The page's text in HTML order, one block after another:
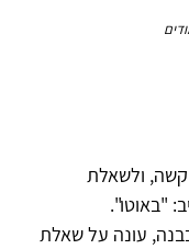
ולשאלת
"באוטו".
עונה על שאלת